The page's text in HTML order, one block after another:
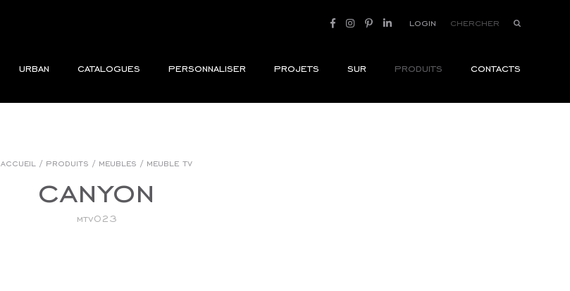
login
urban catalogues personnaliser projets sur produits contacts
accueil / produits / meubles / meuble tv
canyon
mtv023